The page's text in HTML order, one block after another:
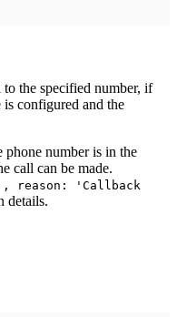
the specified number, if
is configured and the
phone number is in the
call can be made.
'Callback
details.